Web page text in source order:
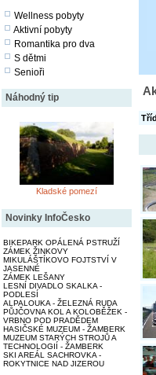
Wellness pobyty
Aktivní pobyty
Romantika pro dva
S dětmi
Senioři
Náhodný tip
Kladské pomezí
Novinky InfoČesko
BIKEPARK OPÁLENÁ PSTRUŽÍ
ZÁMEK ŽINKOVY
MIKULÁŠTÍKOVO FOJTSTVÍ V
JASENNÉ
ZÁMEK LEŠANY
LESNÍ DIVADLO SKALKA -
PODLESÍ
ALPALOUKA - ŽELEZNÁ RUDA
PŮJČOVNA KOL A KOLOBĚŽEK -
VRBNO POD PRADĚDEM
HASIČSKÉ MUZEUM - ŽAMBERK
MUZEUM STARÝCH STROJŮ A
TECHNOLOGIÍ - ŽAMBERK
SKI AREÁL SACHROVKA -
ROKYTNICE NAD JIZEROU